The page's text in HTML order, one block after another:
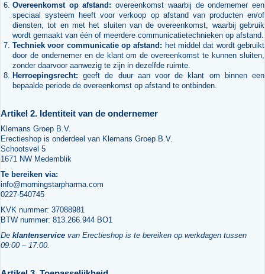
Overeenkomst op afstand: overeenkomst waarbij de ondernemer een
speciaal systeem heeft voor verkoop op afstand van producten en/of
diensten, tot en met het sluiten van de overeenkomst, waarbij gebruik
wordt gemaakt van één of meerdere communicatietechnieken op afstand.
Techniek voor communicatie op afstand: het middel dat wordt gebruikt
door de ondernemer en de klant om de overeenkomst te kunnen sluiten,
zonder daarvoor aanwezig te zijn in dezelfde ruimte.
Herroepingsrecht: geeft de duur aan voor de klant om binnen een
bepaalde periode de overeenkomst op afstand te ontbinden.
Artikel 2. Identiteit van de ondernemer
Klemans Groep B.V.
Erectieshop is onderdeel van Klemans Groep B.V.
Schootsvel 5
1671 NW Medemblik
Te bereiken via:
info@morningstarpharma.com
0227-540745
KVK nummer: 37088981
BTW nummer: 813.266.944 BO1
De klantenservice van Erectieshop is te bereiken op werkdagen tussen
09:00 – 17:00.